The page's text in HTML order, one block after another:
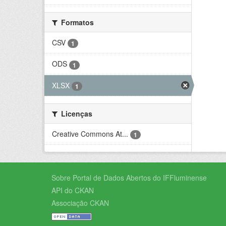
Formatos
CSV
1
ODS 1
XLSX 1
Licenças
Creative Commons At...
1
Sobre Portal de Dados Abertos do IFFluminense
API do CKAN
Associação CKAN